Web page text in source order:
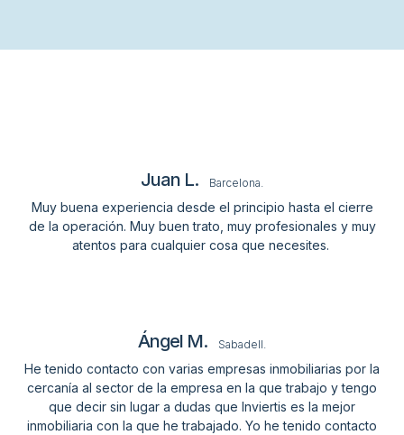
Juan L. Barcelona.
Muy buena experiencia desde el principio hasta el cierre
de la operación. Muy buen trato, muy profesionales y muy
atentos para cualquier cosa que necesites.
Ángel M. Sabadell.
He tenido contacto con varias empresas inmobiliarias por la
cercanía al sector de la empresa en la que trabajo y tengo
que decir sin lugar a dudas que Inviertis es la mejor
inmobiliaria con la que he trabajado. Yo he tenido contacto